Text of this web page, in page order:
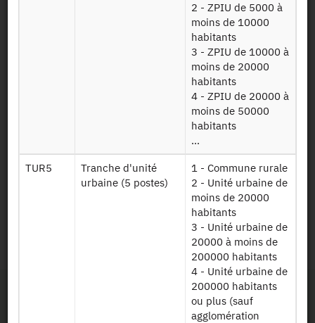
Download
Qic2002
l'enquête emploi
annuelle 2002
2 - ZPIU de 5000 à
moins de 10000
habitants
3 - ZPIU de 10000 à
moins de 20000
habitants
4 - ZPIU de 20000 à
moins de 50000
habitants
...
TUR5
Tranche d'unité
urbaine (5 postes)
1 - Commune rurale
2 - Unité urbaine de
moins de 20000
habitants
3 - Unité urbaine de
20000 à moins de
200000 habitants
4 - Unité urbaine de
200000 habitants
ou plus (sauf
agglomération
https://doi.org/10.34724/CASD.16.23.V3